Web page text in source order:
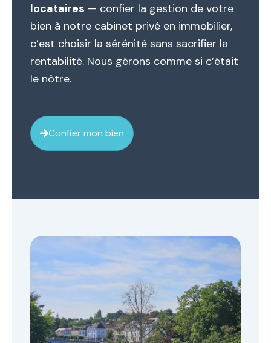
locataires — confier la gestion de votre
bien à notre cabinet privé en immobilier,
c’est choisir la sérénité sans sacrifier la
rentabilité. Nous gérons comme si c’était
le nôtre.
Confier mon bien